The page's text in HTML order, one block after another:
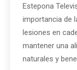
Estepona
importancia de
lesiones en
mantener una
naturales y